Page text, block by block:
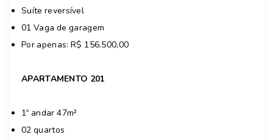
Suíte reversível
01 Vaga de garagem
Por apenas: R$ 156.500,00
APARTAMENTO 201
1º andar 47m²
02 quartos